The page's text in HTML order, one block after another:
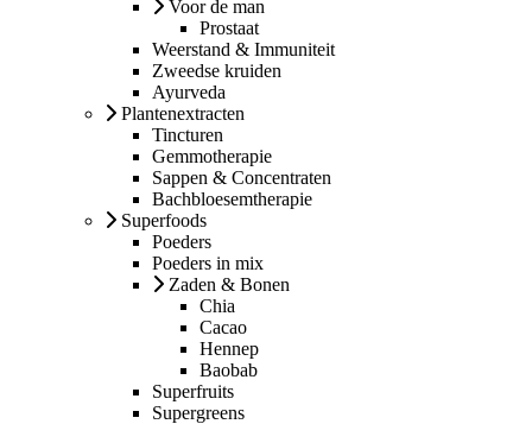
Voor de man
Prostaat
Weerstand & Immuniteit
Zweedse kruiden
Ayurveda
Plantenextracten
Tincturen
Gemmotherapie
Sappen & Concentraten
Bachbloesemtherapie
Superfoods
Poeders
Poeders in mix
Zaden & Bonen
Chia
Cacao
Hennep
Baobab
Superfruits
Supergreens